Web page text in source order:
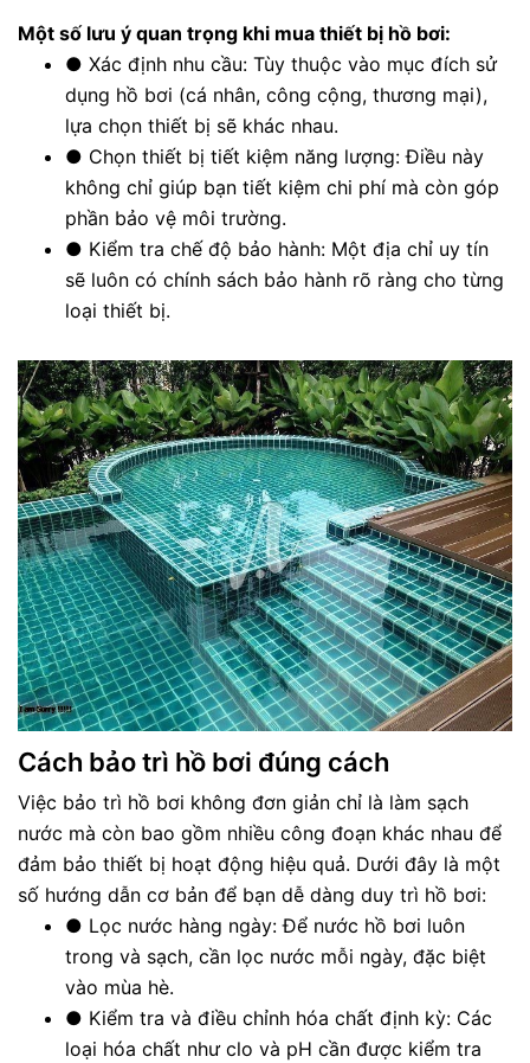
Một số lưu ý quan trọng khi mua thiết bị hồ bơi:
● Xác định nhu cầu: Tùy thuộc vào mục đích sử
dụng hồ bơi (cá nhân, công cộng, thương mại),
lựa chọn thiết bị sẽ khác nhau.
● Chọn thiết bị tiết kiệm năng lượng: Điều này
không chỉ giúp bạn tiết kiệm chi phí mà còn góp
phần bảo vệ môi trường.
● Kiểm tra chế độ bảo hành: Một địa chỉ uy tín
sẽ luôn có chính sách bảo hành rõ ràng cho từng
loại thiết bị.
Cách bảo trì hồ bơi đúng cách
Việc bảo trì hồ bơi không đơn giản chỉ là làm sạch
nước mà còn bao gồm nhiều công đoạn khác nhau để
đảm bảo thiết bị hoạt động hiệu quả. Dưới đây là một
số hướng dẫn cơ bản để bạn dễ dàng duy trì hồ bơi:
● Lọc nước hàng ngày: Để nước hồ bơi luôn
trong và sạch, cần lọc nước mỗi ngày, đặc biệt
vào mùa hè.
● Kiểm tra và điều chỉnh hóa chất định kỳ: Các
loại hóa chất như clo và pH cần được kiểm tra